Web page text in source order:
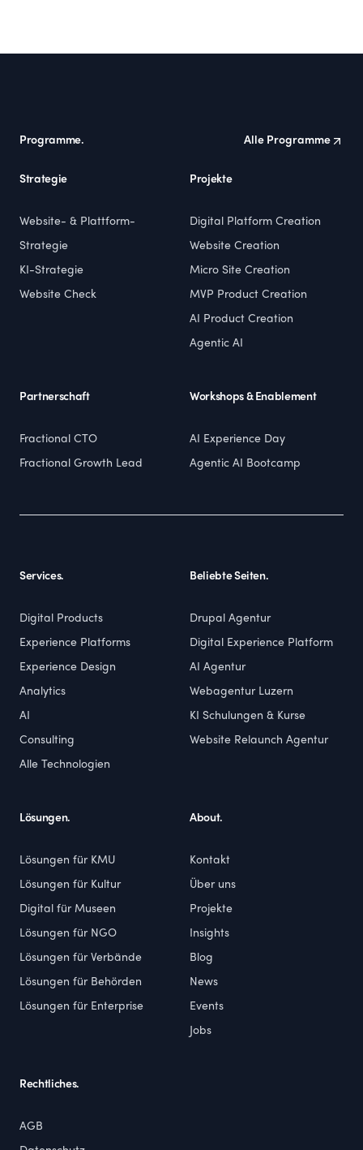
Programme. Alle Programme
Strategie
Website- & Plattform-
Strategie
KI-Strategie
Website Check
Projekte
Digital Platform Creation
Website Creation
Micro Site Creation
MVP Product Creation
AI Product Creation
Agentic AI
Partnerschaft
Fractional CTO
Fractional Growth Lead
Workshops & Enablement
AI Experience Day
Agentic AI Bootcamp
Services.
Digital Products
Experience Platforms
Experience Design
Analytics
AI
Consulting
Alle Technologien
Beliebte Seiten.
Drupal Agentur
Digital Experience Platform
AI Agentur
Webagentur Luzern
KI Schulungen & Kurse
Website Relaunch Agentur
Lösungen.
Lösungen für KMU
Lösungen für Kultur
Digital für Museen
Lösungen für NGO
Lösungen für Verbände
Lösungen für Behörden
Lösungen für Enterprise
About.
Kontakt
Über uns
Projekte
Insights
Blog
News
Events
Jobs
Rechtliches.
AGB